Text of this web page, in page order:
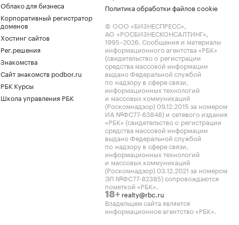
Облако для бизнеса
Корпоративный регистратор
доменов
Хостинг сайтов
Рег.решения
Знакомства
Сайт знакомств podbor.ru
РБК Курсы
Школа управления РБК
Политика обработки файлов cookie
© ООО «БИЗНЕСПРЕСС»,
АО «РОСБИЗНЕСКОНСАЛТИНГ»,
1995–2026. Сообщения и материалы
информационного агентства «РБК»
(свидетельство о регистрации
средства массовой информации
выдано Федеральной службой
по надзору в сфере связи,
информационных технологий
и массовых коммуникаций
(Роскомнадзор) 09.12.2015 за номером
ИА №ФС77-63848) и сетевого издания
«РБК» (свидетельство о регистрации
средства массовой информации
выдано Федеральной службой
по надзору в сфере связи,
информационных технологий
и массовых коммуникаций
(Роскомнадзор) 03.12.2021 за номером
ЭЛ №ФС77-82385) сопровождаются
пометкой «РБК».
18+ realty@rbc.ru
Владельцем сайта является
информационное агентство «РБК».